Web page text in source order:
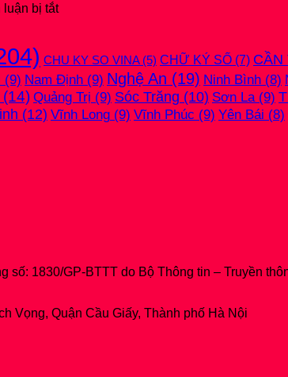
nhất
2026
thông
tin
qua
công
ty
thuộc
qua
mạng
bị tắtở
đặt
HTKK
mới
nhất
!!!
CHU KY SO VINA(5) CHỮ KÝ SỐ (7) CẦN
(9) Nam Định (9) Nghệ An (19) Ninh Bình (8)
(14) Quảng Trị (9) Sóc Trăng (10) Sơn La(9)
(12) Vĩnh Long (9) Vĩnh Phúc (9) Yên Bái (8)
1830/GP-BTTT do Bộ Thông tin – Truyền
Vọng, Quận Cầu Giấy, Thành phố Hà Nội